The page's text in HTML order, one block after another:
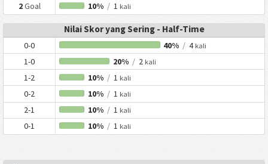
2Goal 10% /1 kali
Nilai Skor yang Sering - Half-Time
0-0 40% / 4 kali
1-0 20% /2 kali
1-2 10% /1 kali
0-2 10% /1 kali
2-1 10% /1 kali
0-1 10% /1 kali